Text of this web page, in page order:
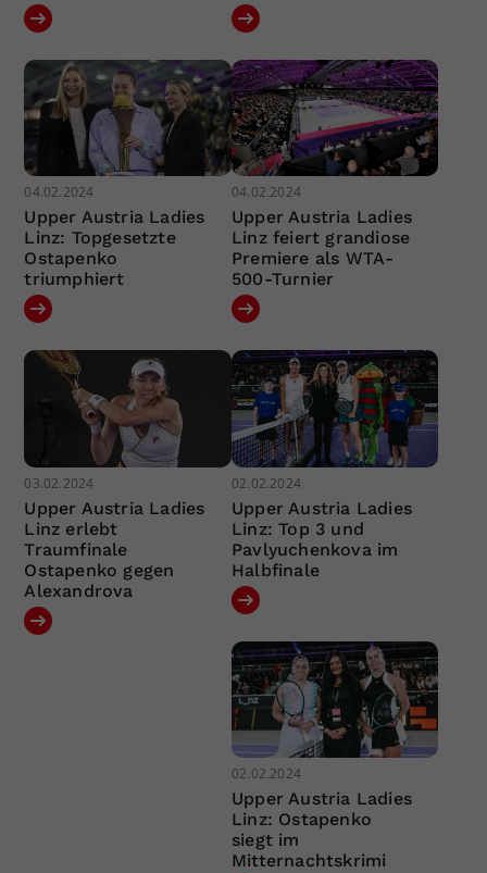
04.02.2024
Upper Austria Ladies
Linz: Topgesetzte
Ostapenko
triumphiert
04.02.2024
Upper Austria Ladies
Linz feiert grandiose
Premiere als WTA-
500-Turnier
03.02.2024
Upper Austria Ladies
Linz erlebt
Traumfinale
Ostapenko gegen
Alexandrova
02.02.2024
Upper Austria Ladies
Linz: Top 3 und
Pavlyuchenkova im
Halbfinale
02.02.2024
Upper Austria Ladies
Linz: Ostapenko
siegt im
Mitternachtskrimi